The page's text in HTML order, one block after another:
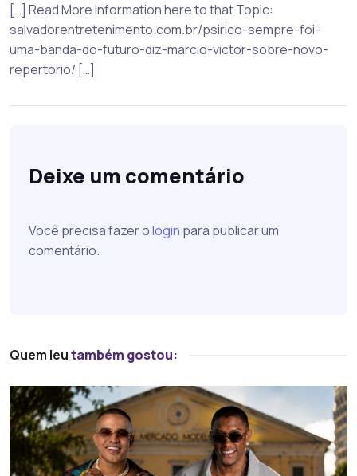
[…] Read More Information here to that Topic:
salvadorentretenimento.com.br/psirico-sempre-foi-
uma-banda-do-futuro-diz-marcio-victor-sobre-novo-
repertorio/ […]
Deixe um comentário
Você precisa fazer ologin para publicar um
comentário.
Quem leutambém gostou: